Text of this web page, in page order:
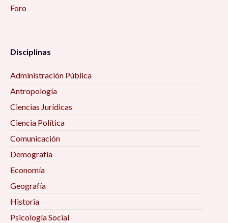
Foro
Disciplinas
Administración Pública
Antropología
Ciencias Jurídicas
Ciencia Política
Comunicación
Demografía
Economía
Geografía
Historia
Psicología Social